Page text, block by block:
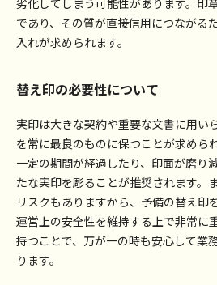
劣化してしまう可能性があります。印
であり、その質が直接信用につながる
入れが求められます。
替え印の必要性について
実印は大きな契約や重要な文書に用い
を常に最良のものに保つことが求めら
一定の期間が経過したり、印面が磨り
たな実印を彫ることが推奨されます。
リスクもありますから、予備の替え印
運営上の安全性を維持する上で非常に
持つことで、万が一の時も安心して業
ります。